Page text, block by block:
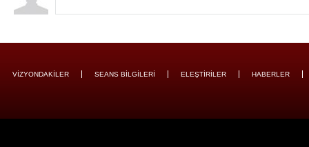
VİZYONDAKİLER SEANS BİLGİLERİ ELEŞTİRİLER HABERLER